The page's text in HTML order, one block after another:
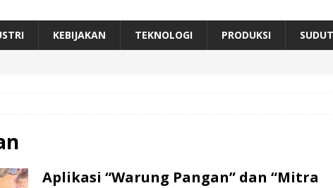
ke Pakan Lele, Ini Inovasi Mikroalga Prof Astri Rinanti dari Universitas Trisakti
KEBIJAKAN TEKNOLOGI PRODUKSI
Aplikasi “Warung Pangan” dan “Mitra